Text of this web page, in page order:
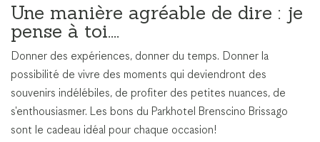
Une manière agréable de dire : je
pense à toi....
Donner des expériences, donner du temps. Donner la
possibilité de vivre des moments qui deviendront des
souvenirs indélébiles, de profiter des petites nuances, de
s'enthousiasmer. Les bons du Parkhotel Brenscino Brissago
sont le cadeau idéal pour chaque occasion!